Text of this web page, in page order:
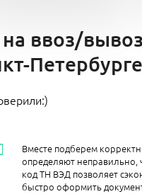
ввоз/вывоз
Петербурге
Вместе подберем
определяют неправильно,
код ТН ВЭД позволяет
быстро оформить